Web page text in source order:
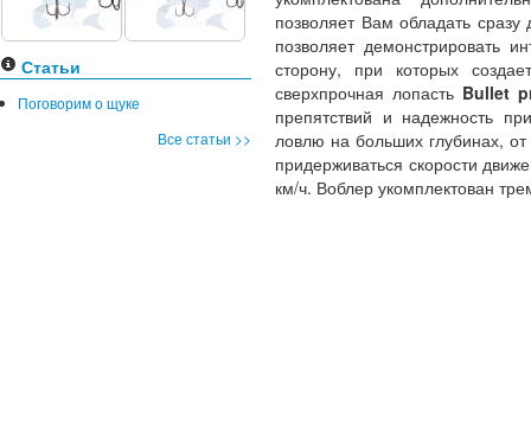
Статьи
Поговорим о щуке
Все статьи >>
позволяет Вам обладать
позволяет демонстрировать
сторону, при которых
сверхпрочная лопасть Bullet
препятствий и надежность
ловлю на больших глубинах,
придерживаться скорости
км/ч. Воблер укомплектован